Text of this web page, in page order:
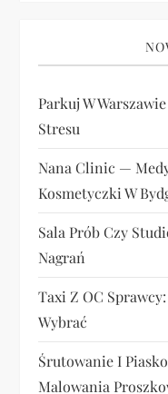
Parkuj W
Stresu
Nana Clinic —
Kosmetyczki W
Sala Prób Czy
Nagrań
Taxi Z OC
Wybrać
Śrutowanie I
Malowania